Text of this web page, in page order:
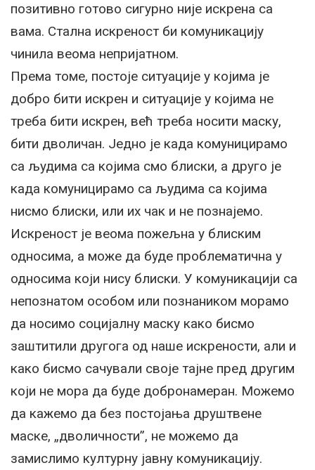
позитивно готово сигурно није искрена са
вама. Стална искреност би комуникацију
чинила веома непријатном.
Према томе, постоје ситуације у којима је
добро бити искрен и ситуације у којима не
треба бити искрен, већ треба носити маску,
бити дволичан. Једно је када комуницирамо
са људима са којима смо блиски, а друго је
када комуницирамо са људима са којима
нисмо блиски, или их чак и не познајемо.
Искреност је веома пожељна у блиским
односима, а може да буде проблематична у
односима који нису блиски. У комуникацији са
непознатом особом или познаником морамо
да носимо социјалну маску како бисмо
заштитили другога од наше искрености, али и
како бисмо сачували своје тајне пред другим
који не мора да буде добронамеран. Можемо
да кажемо да без постојања друштвене
маске, „дволичности”, не можемо да
замислимо културну јавну комуникацију.